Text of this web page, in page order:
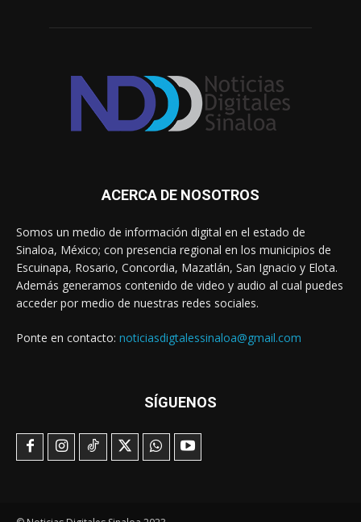
ACERCA DE NOSOTROS
Somos un medio de información digital en el estado de
Sinaloa, México; con presencia regional en los municipios de
Escuinapa, Rosario, Concordia, Mazatlán, San Ignacio y Elota.
Además generamos contenido de video y audio al cual puedes
acceder por medio de nuestras redes sociales.
Ponte en contacto: noticiasdigtalessinaloa@gmail.com
SÍGUENOS